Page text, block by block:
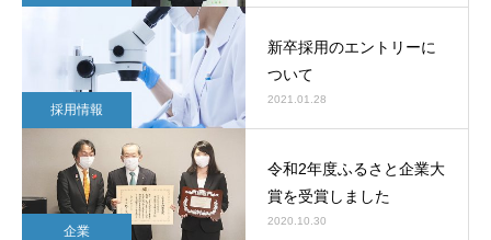
採用情報
新卒採用のエントリーに
ついて
2021.01.28
企業
令和2年度ふるさと企業大
賞を受賞しました
2020.10.30